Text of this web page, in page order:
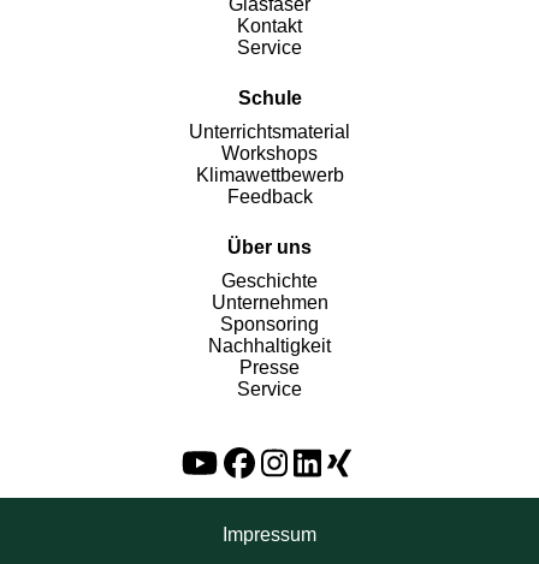
Glasfaser
Kontakt
Service
Schule
Unterrichtsmaterial
Workshops
Klimawettbewerb
Feedback
Über uns
Geschichte
Unternehmen
Sponsoring
Nachhaltigkeit
Presse
Service
Impressum